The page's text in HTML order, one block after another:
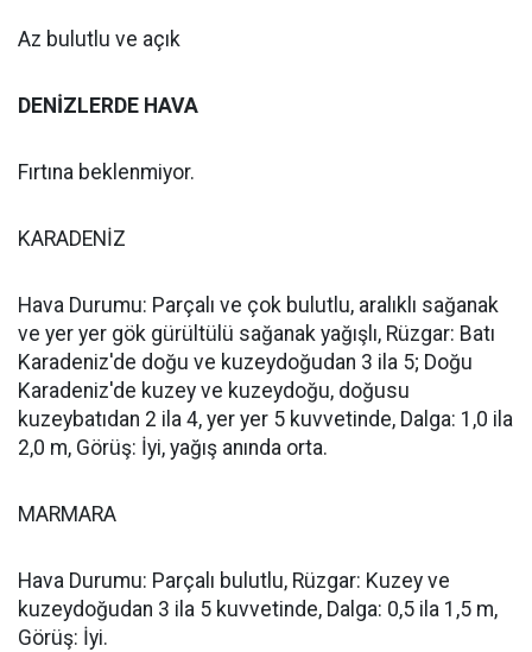
Az bulutlu ve açık
DENİZLERDE HAVA
Fırtına beklenmiyor.
KARADENİZ
Hava Durumu: Parçalı ve çok bulutlu, aralıklı sağanak
ve yer yer gök gürültülü sağanak yağışlı, Rüzgar: Batı
Karadeniz'de doğu ve kuzeydoğudan 3 ila 5; Doğu
Karadeniz'de kuzey ve kuzeydoğu, doğusu
kuzeybatıdan 2 ila 4, yer yer 5 kuvvetinde, Dalga: 1,0 ila
2,0 m, Görüş: İyi, yağış anında orta.
MARMARA
Hava Durumu: Parçalı bulutlu, Rüzgar: Kuzey ve
kuzeydoğudan 3 ila 5 kuvvetinde, Dalga: 0,5 ila 1,5 m,
Görüş: İyi.